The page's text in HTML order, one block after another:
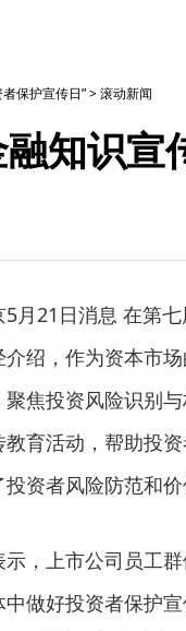
保护宣传日”>滚动新闻
知识宣
月21日消息 在第七
绍，作为资本市
焦投资风险识别
育活动，帮助投
资者风险防范和价
，上市公司员工
做好投资者保护